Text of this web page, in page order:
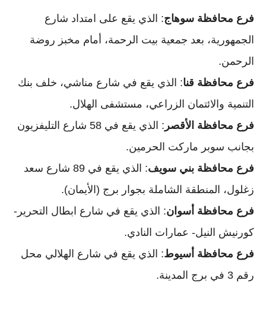
فرع محافظة سوهاج: الذي يقع على امتداد شارع
الجمهورية، بعد جمعية بيت الرحمة، أمام مخبز روضة
الرحمن.
فرع محافظة قنا: الذي يقع في شارع مناشي، خلف بنك
التنمية والائتمان الزراعي، مستشفى الهلال.
فرع محافظة الأقصر
: الذي يقع في 58 شارع التليفزيون
بجانب سوبر ماركت الحرمين.
فرع محافظة بني سويف
: الذي يقع في 89 شارع سعد
زغلول، المنطقة الشاملة بجوار برج (الأيمان).
فرع محافظة أسوان: الذي يقع في شارع ابطال التحرير-
كورنيش النيل- عمارات النادي.
فرع محافظة أسيوط: الذي يقع في شارع الهلالي محل
رقم 3 في برج المدينة.